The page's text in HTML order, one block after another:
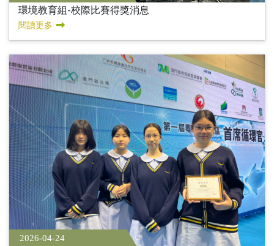
環境教育組-校際比賽得獎消息
閱讀更多
2026-04-24